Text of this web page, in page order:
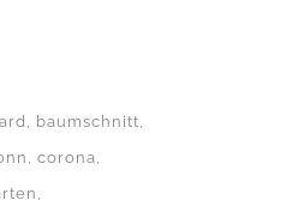
baumschnitt
corona